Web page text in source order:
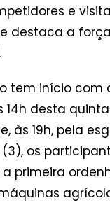
e
destaca a
tem início com
14h desta
às 19h, pela
os
primeira